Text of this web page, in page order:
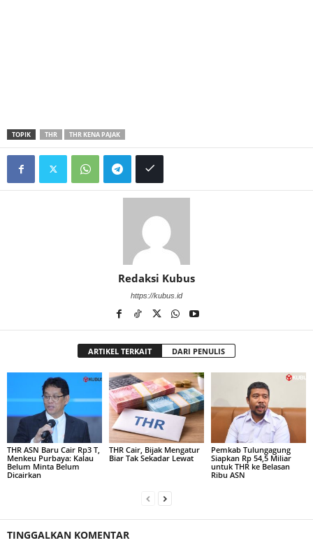
TOPIK THR THR KENA PAJAK
Redaksi Kubus
https://kubus.id
ARTIKEL TERKAIT DARI PENULIS
THR ASN Baru Cair Rp3 T,
Menkeu Purbaya: Kalau
Belum Minta Belum
Dicairkan
THR Cair, Bijak Mengatur
Biar Tak Sekadar Lewat
Pemkab Tulungagung
Siapkan Rp 54,5 Miliar
untuk THR ke Belasan
Ribu ASN
TINGGALKAN KOMENTAR